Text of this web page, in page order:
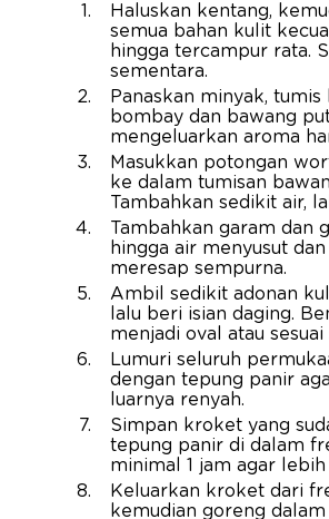
Haluskan kentang,
semua bahan kulit
hingga tercampur rata.
sementara.
Panaskan minyak, tumis
bombay dan bawang
mengeluarkan aroma
Masukkan potongan
ke dalam tumisan
Tambahkan sedikit air,
Tambahkan garam dan
hingga air menyusut
meresap sempurna.
Ambil sedikit adonan
lalu beri isian daging.
menjadi oval atau sesuai
Lumuri seluruh
dengan tepung panir
luarnya renyah.
Simpan kroket yang
tepung panir di dalam
minimal 1 jam agar lebih
Keluarkan kroket dari
kemudian goreng